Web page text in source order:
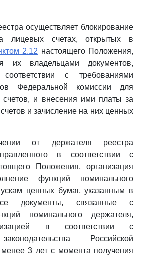
осуществляет блокирование
лицевых счетах, открытых в
2.12 настоящего Положения,
их владельцами документов,
с требованиями
Федеральной комиссии для
счетов, и внесения ими платы за
и зачисление на них ценных
от держателя реестра
в соответствии с
Положения, организация
функций номинального
ценных бумаг, указанным в
документы, связанные с
номинального держателя,
в соответствии с
Российской
3 лет с момента получения